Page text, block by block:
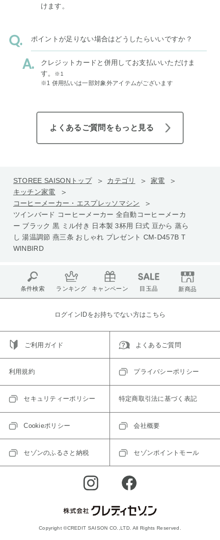
けます。
ポイントが足りない場合はどうしたらいいですか？
クレジットカードと併用してお支払いいただけま
す。
※1
※1 併用払いは一部対象外アイテムがございます
よくあるご質問をもっと見る
STOREE SAISONトップ カテゴリ
家電
キッチン家電
コーヒーメーカー・エスプレッソマシン
ツインバード コーヒーメーカー 全自動コーヒーメーカ
ー ブラック 黒 ミル付き 日本製 3杯用 臼式 豆から 蒸ら
し 湯温調節 燕三条 おしゃれ プレゼント CM-D457B T
WINBIRD
条件検索 ランキング キャンペーン 目玉品 新商品
ログインIDをお持ちでない方はこちら
ご利用ガイド よくあるご質問
利用規約 プライバシーポリシー
セキュリティーポリシー 特定商取引法に基づく表記
Cookieポリシー 会社概要
セゾンのふるさと納税 セゾンポイントモール
Copyright ©CREDIT SAISON CO.,LTD. All Rights Reserved.